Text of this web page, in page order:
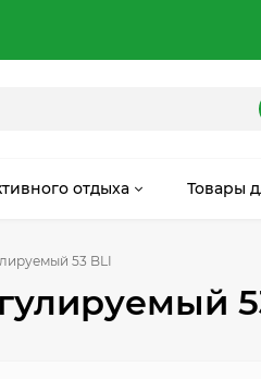
отдыха Товары
53 BLI